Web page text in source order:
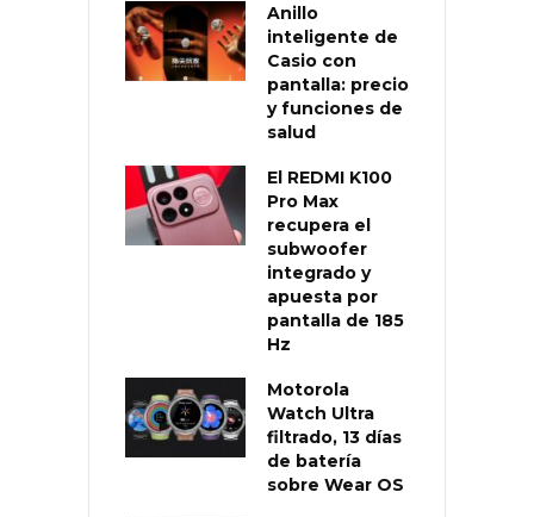
Anillo
inteligente de
Casio con
pantalla: precio
y funciones de
salud
El REDMI K100
Pro Max
recupera el
subwoofer
integrado y
apuesta por
pantalla de 185
Hz
Motorola
Watch Ultra
filtrado, 13 días
de batería
sobre Wear OS